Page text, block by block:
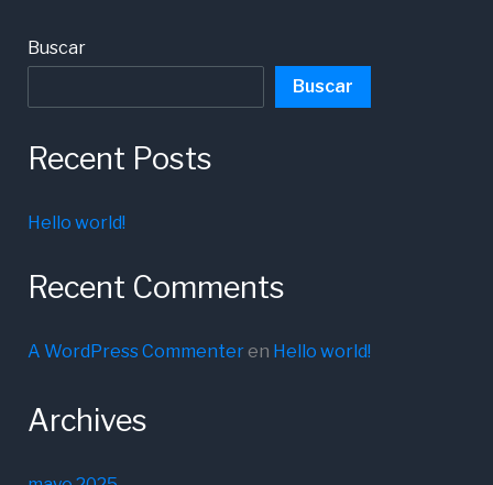
Buscar
Buscar
Recent Posts
Hello world!
Recent Comments
A WordPress Commenteren Hello world!
Archives